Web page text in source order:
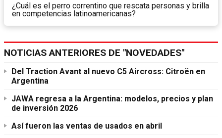
¿Cuál es el perro correntino que rescata personas y brilla
en competencias latinoamericanas?
NOTICIAS ANTERIORES DE "NOVEDADES"
Del Traction Avant al nuevo C5 Aircross: Citroën en
Argentina
JAWA regresa a la Argentina: modelos, precios y plan
de inversión 2026
Así fueron las ventas de usados en abril